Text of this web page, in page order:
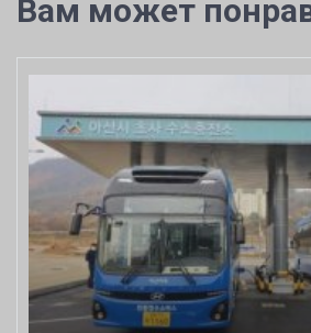
Вам может